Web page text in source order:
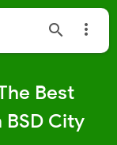
 
Best
BSD City